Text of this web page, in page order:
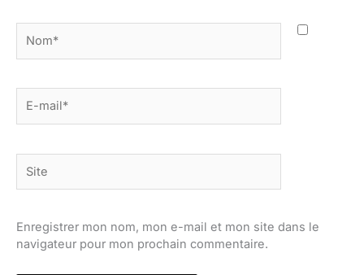
mail*
Enregistrer mon nom, mon e-mail et mon site dans le
navigateur pour mon prochain commentaire.